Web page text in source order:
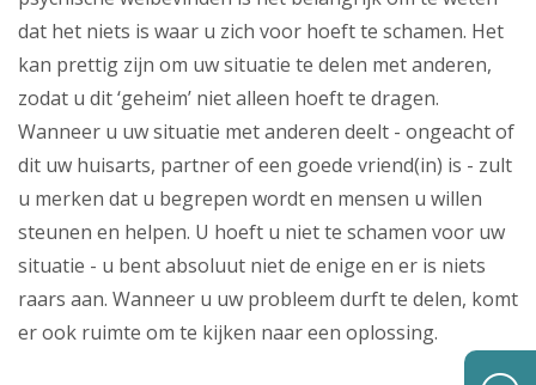
dat het niets is waar u zich voor hoeft te schamen. Het
kan prettig zijn om uw situatie te delen met anderen,
zodat u dit ‘geheim’ niet alleen hoeft te dragen.
Wanneer u uw situatie met anderen deelt - ongeacht of
dit uw huisarts, partner of een goede vriend(in) is - zult
u merken dat u begrepen wordt en mensen u willen
steunen en helpen. U hoeft u niet te schamen voor uw
situatie - u bent absoluut niet de enige en er is niets
raars aan. Wanneer u uw probleem durft te delen, komt
er ook ruimte om te kijken naar een oplossing.